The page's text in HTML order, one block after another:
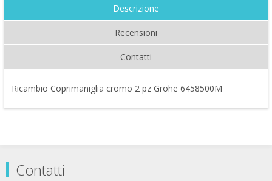
Descrizione
Recensioni
Contatti
Ricambio Coprimaniglia cromo 2 pz Grohe 6458500M
Contatti